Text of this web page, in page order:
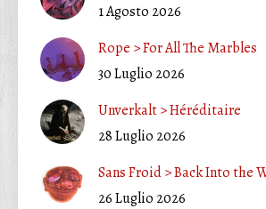
1 Agosto 2026
Rope > For All The Marbles
30 Luglio 2026
Unverkalt > Héréditaire
28 Luglio 2026
Sans Froid > Back Into the
26 Luglio 2026